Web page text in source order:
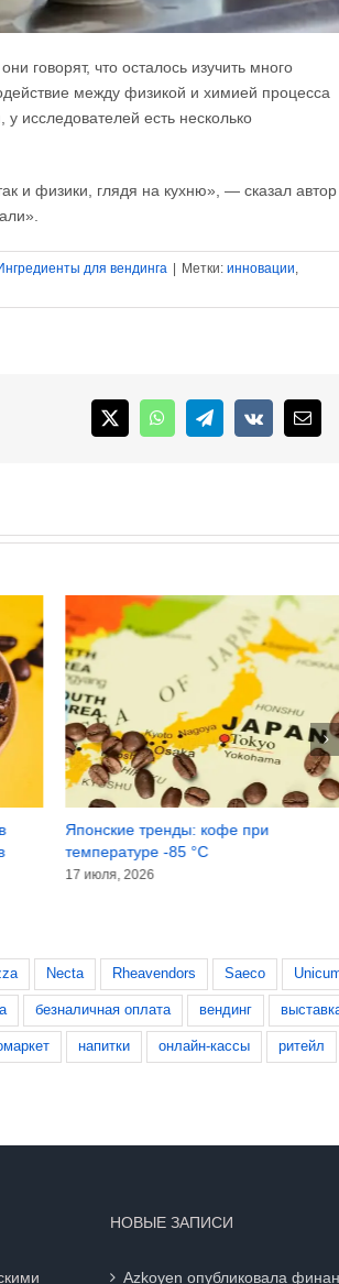
говорят, что осталось изучить много
между физикой и химией процесса
исследователей есть несколько
и физики, глядя на кухню», — сказал автор
для вендинга | Метки: инновации
X WhatsAppTelegram
Vk
Объёмы продаж бутилированной
воды превысили 51,3 миллиарда
долларов
Necta Rheavendors Saeco
безналичная оплата вендинг
напитки онлайн-кассы ритейл